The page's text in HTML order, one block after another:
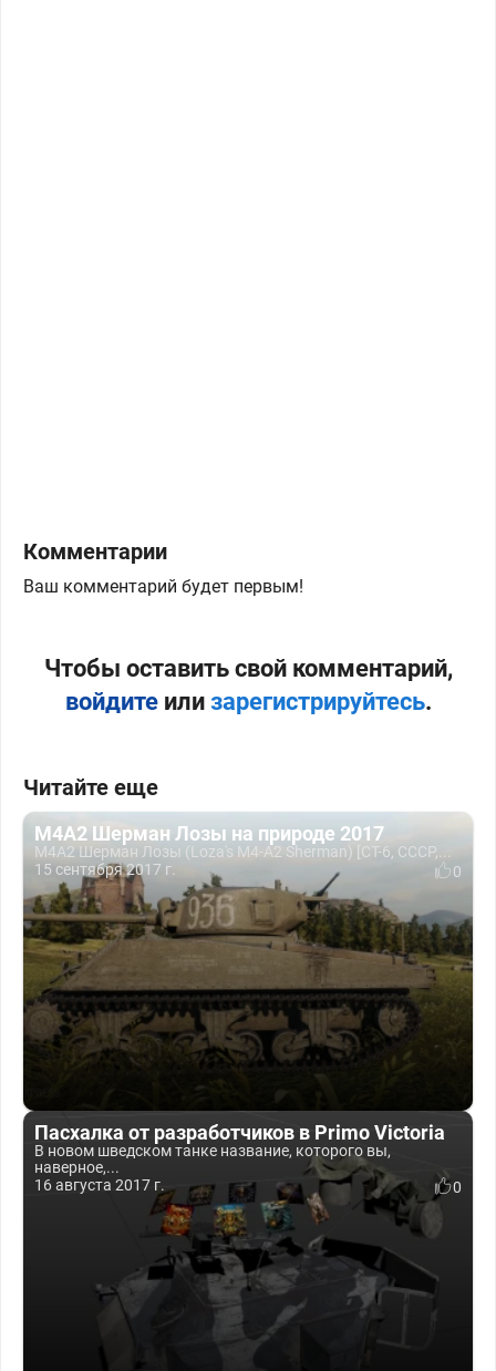
Комментарии
Ваш комментарий будет первым!
Чтобы оставить свой комментарий,
войдитеили зарегистрируйтесь.
Читайте еще
М4А2 Шерман Лозы на природе 2017
М4А2 Шерман Лозы (Loza's M4-A2 Sherman) [СТ-6, СССР,...
15 сентября 2017 г.
0
Пасхалка от разработчиков в Primo Victoria
В новом шведском танке название, которого вы,
наверное,...
16 августа 2017 г.
0